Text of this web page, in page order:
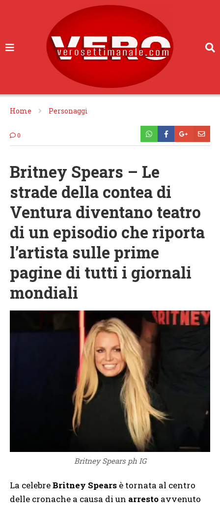
Home Personaggi
0
Britney Spears – Le
strade della contea di
Ventura diventano teatro
di un episodio che riporta
l’artista sulle prime
pagine di tutti i giornali
mondiali
Britney Spears ph IG
La celebreBritney Spears è tornata al centro
delle cronache a causa di un arresto avvenuto